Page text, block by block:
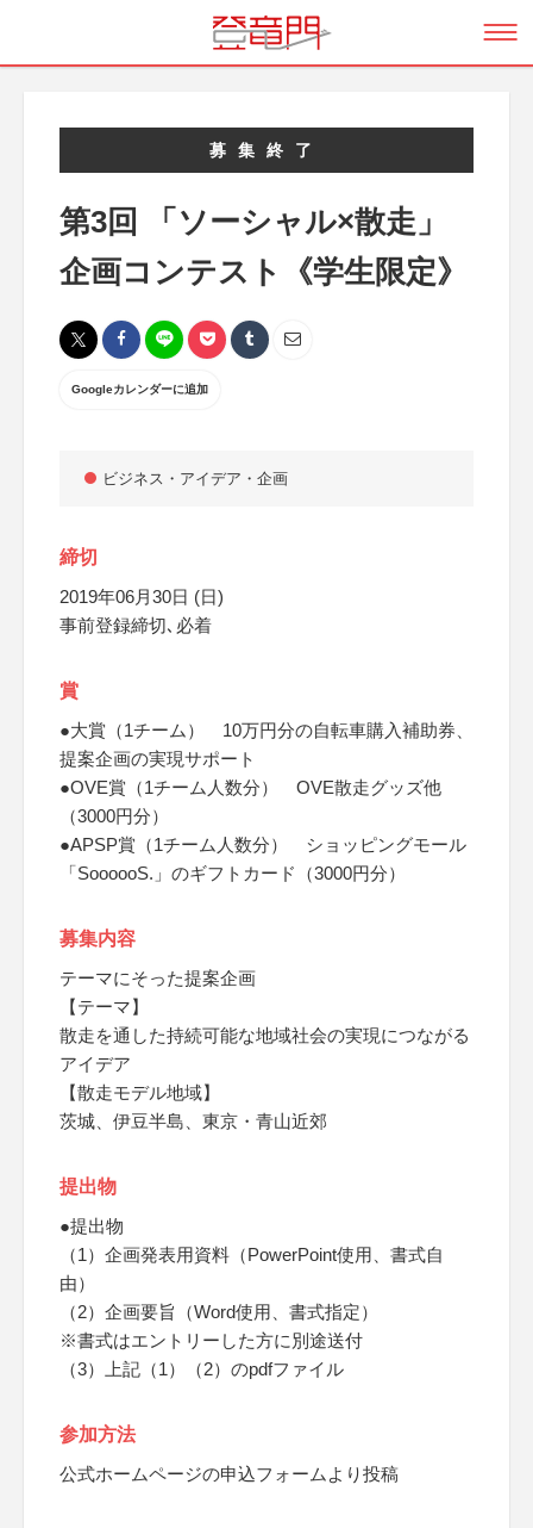
募集終了
第3回 「ソーシャル×散走」
企画コンテスト《学生限定》
Googleカレンダーに追加
ビジネス・アイデア・企画
締切
2019年06月30日 (日)
事前登録締切､必着
賞
●大賞（1チーム） 10万円分の自転車購入補助券、
提案企画の実現サポート
●OVE賞（1チーム人数分） OVE散走グッズ他
（3000円分）
●APSP賞（1チーム人数分） ショッピングモール
「SoooooS.」のギフトカード（3000円分）
募集内容
テーマにそった提案企画
【テーマ】
散走を通した持続可能な地域社会の実現につながる
アイデア
【散走モデル地域】
茨城、伊豆半島、東京・青山近郊
提出物
●提出物
（1）企画発表用資料（PowerPoint使用、書式自
由）
（2）企画要旨（Word使用、書式指定）
※書式はエントリーした方に別途送付
（3）上記（1）（2）のpdfファイル
参加方法
公式ホームページの申込フォームより投稿